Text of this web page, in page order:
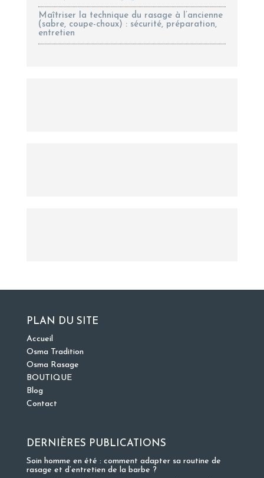
Maîtriser la technique du rasage à l’ancienne
(sabre, coupe-choux) : sécurité, préparation,
entretien
PLAN DU SITE
Accueil
Osma Tradition
Osma Rasage
BOUTIQUE
Blog
Contact
DERNIÈRES PUBLICATIONS
Soin homme en été : comment adapter sa routine de
rasage et d’entretien de la barbe ?